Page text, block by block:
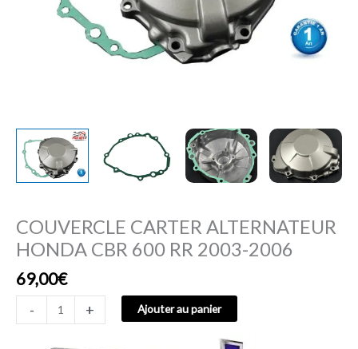
COUVERCLE CARTER ALTERNATEUR
HONDA CBR 600 RR 2003-2006
69,00€
- + Ajouter au panier